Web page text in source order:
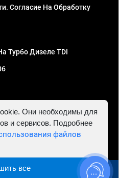
Согласие На Обработку
Турбо Дизеле TDI
ИНН 781302555843,
Москве и МО - Автосервис
Они необходимы для
и сервисов. Подробнее
файлов
все